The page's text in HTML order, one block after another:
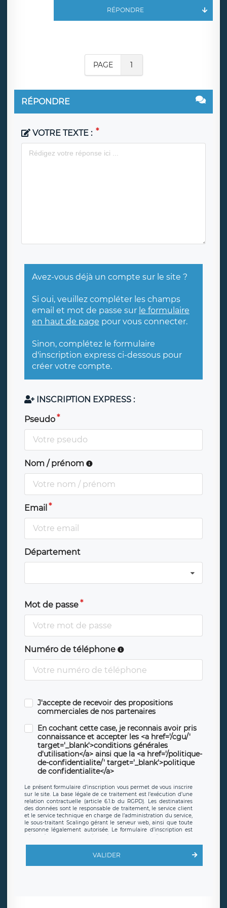
RÉPONDRE
PAGE 1
RÉPONDRE
VOTRE TEXTE :
Avez-vous déjà un compte sur le site ?
Si oui, veuillez compléter les champs
email et mot de passe sur le formulaire
en haut de page pour vous connecter.
Sinon, complétez le formulaire
d'inscription express ci-dessous pour
créer votre compte.
INSCRIPTION EXPRESS :
Pseudo
Nom / prénom
Email
Département
Mot de passe
Numéro de téléphone
J'accepte de recevoir des propositions
commerciales de nos partenaires
En cochant cette case, je reconnais avoir pris
connaissance et accepter les <a href='/cgu/'
target='_blank'>conditions générales
d'utilisation</a> ainsi que la <a href='/politique-
de-confidentialite/' target='_blank'>politique
de confidentialite</a>
Le présent formulaire d’inscription vous permet de vous inscrire
sur le site. La base légale de ce traitement est l’exécution d’une
relation contractuelle (article 6.1.b du RGPD). Les destinataires
des données sont le responsable de traitement, le service client
et le service technique en charge de l’administration du service,
le sous-traitant Scalingo gérant le serveur web, ainsi que toute
personne légalement autorisée. Le formulaire d’inscription est
offrant desclauses de protection conformes au RGPD. Les
en sollicite la suppression, étant entendu que vous pouvez
demander la suppression de vos données et retirer votre
VALIDER